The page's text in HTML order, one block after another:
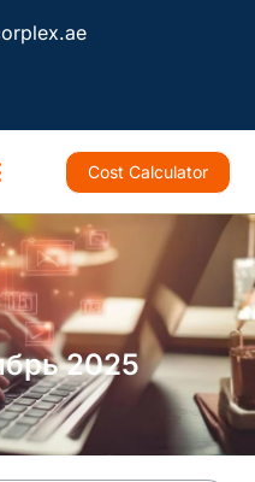
Cost Calculator
2025